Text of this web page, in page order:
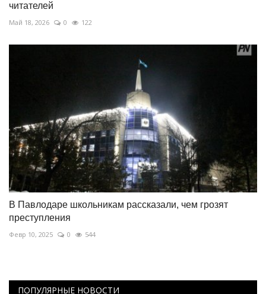
читателей
Май 18, 2026 0 122
В Павлодаре школьникам рассказали, чем грозят
преступления
Февр 10, 2025 0 544
ПОПУЛЯРНЫЕ НОВОСТИ